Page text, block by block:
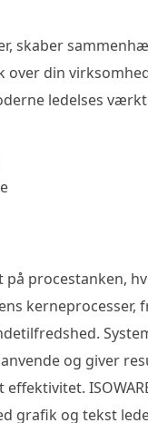
skaber
over din
ledelses
på procestanken,
kerneprocesser,
og giver
grafik og tekst